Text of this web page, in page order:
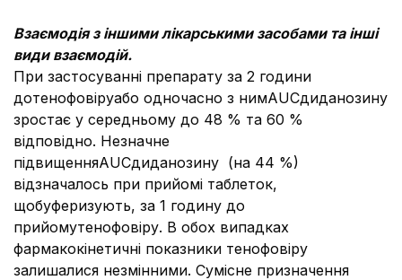
Взаємодія з іншими лікарськими засобамита інші
види взаємодій.
При застосуванні препарату за 2 години
дотенофовіруабо одночасно з нимAUCдиданозину
зростає у середньому до 48 % та 60 %
відповідно. Незначне
підвищенняAUCдиданозину (на 44 %)
відзначалось при прийомі таблеток,
щобуферизують, за 1 годину до
прийомутенофовіру. В обох випадках
фармакокінетичні показники тенофовіру
залишалися незмінними. Сумісне призначення